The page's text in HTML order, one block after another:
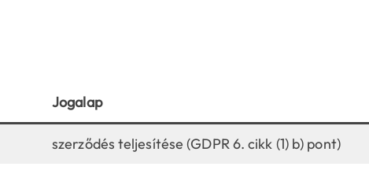
Jogalap
szerződés teljesítése (GDPR 6. cikk (1) b) pont)